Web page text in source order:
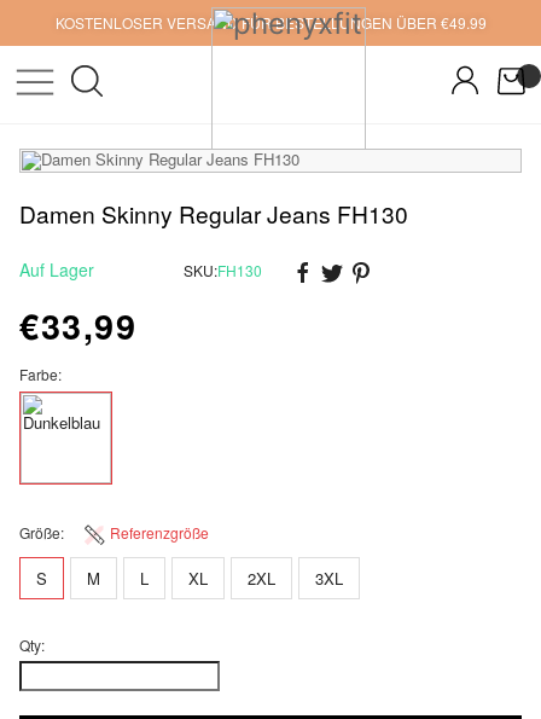
KOSTENLOSER VERSAND FÜR BESTELLUNGEN ÜBER €49.99
Damen Skinny Regular Jeans FH130
Auf Lager SKU:FH130
€33,99
Farbe:
Größe: Referenzgröße
S M L XL 2XL 3XL
Qty: